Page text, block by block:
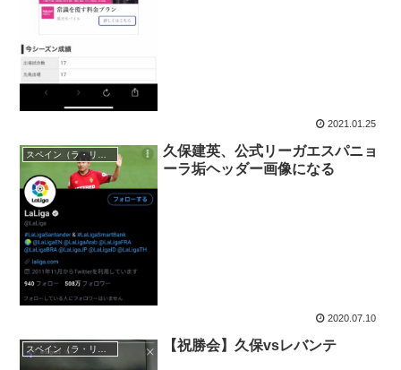
2021.01.25
久保建英、公式リーガエスパニョ
ーラ垢ヘッダー画像になる
2020.07.10
【祝勝会】久保vsレバンテ